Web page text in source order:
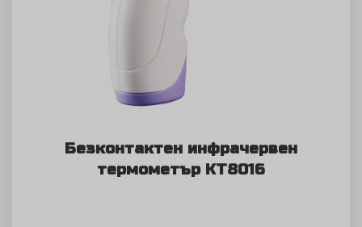
Безконтактен инфрачервен
термометър KT8016